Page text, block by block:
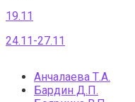
19.11
24.11-27.11
Анчалаева Т.А.
Бардин Д.П.